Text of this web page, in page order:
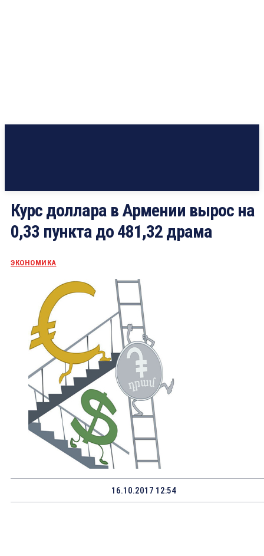
Курс доллара в Армении вырос на
0,33 пункта до 481,32 драма
ЭКОНОМИКА
16.10.2017 12:54